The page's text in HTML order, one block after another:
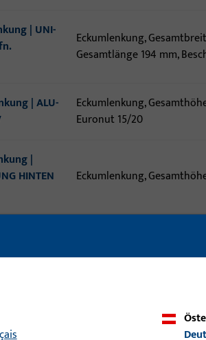
| UNI-
Eckumlenkung,
Gesamtlänge 194 mm,
| ALU-
Eckumlenkung,
Euronut 15/20
|
HINTEN
Eckumlenkung,
|
Beschlagnut Alu-Euronut